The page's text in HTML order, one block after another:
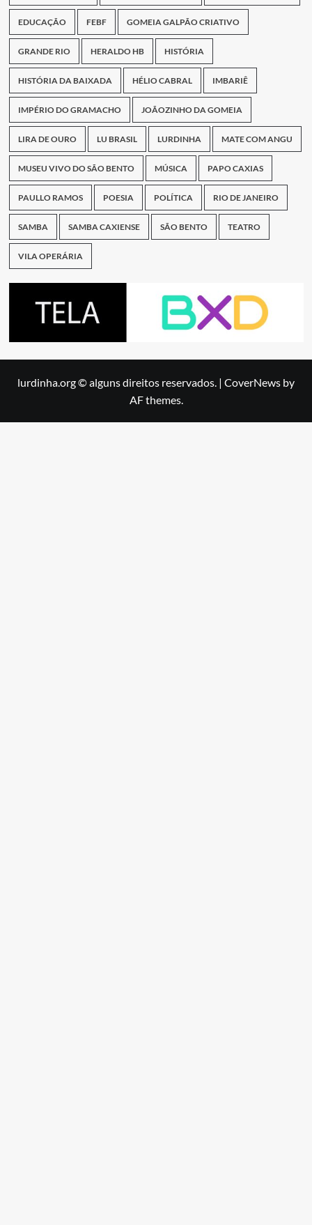
EDUCAÇÃO FEBF GOMEIA GALPÃO CRIATIVO
GRANDE RIO HERALDO HB HISTÓRIA
HISTÓRIA DA BAIXADA HÉLIO CABRAL IMBARIÊ
IMPÉRIO DO GRAMACHO JOÃOZINHO DA GOMEIA
LIRA DE OURO LU BRASIL LURDINHA MATE COM ANGU
MUSEU VIVO DO SÃO BENTO MÚSICA PAPO CAXIAS
PAULLO RAMOS POESIA POLÍTICA RIO DE JANEIRO
SAMBA SAMBA CAXIENSE SÃO BENTO TEATRO
VILA OPERÁRIA
lurdinha.org © alguns direitos reservados. | CoverNews by
AF themes.